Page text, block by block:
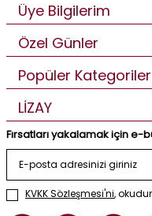
Üye Bilgilerim
Özel Günler
Popüler Kategoriler
LİZAY
Fırsatları yakalamak için e-
KVKK Sözleşmesi'ni,